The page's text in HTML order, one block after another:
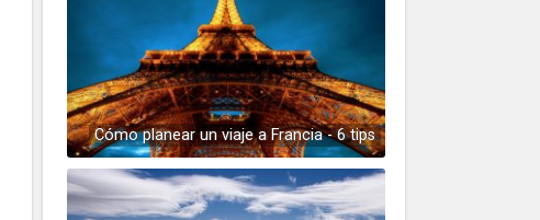
Cómo planear un viaje a Francia - 6 tips